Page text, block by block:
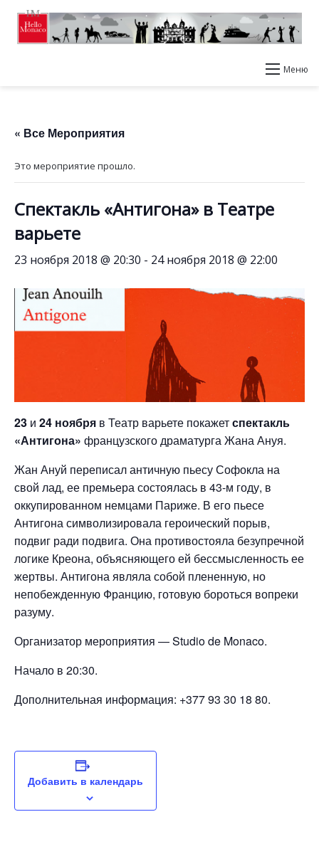
Меню
« Все Мероприятия
Это мероприятие прошло.
Спектакль «Антигона» в Театре
варьете
23 ноября 2018 @ 20:30 - 24 ноября 2018 @ 22:00
23 и 24 ноября в Театр варьете покажетспектакль
«Антигона» французского драматурга Жана Ануя.
Жан Ануй переписал античную пьесу Софокла на
свой лад, ее премьера состоялась в 43-м году, в
оккупированном немцами Париже. В его пьесе
Антигона символизировала героический порыв,
подвиг ради подвига. Она противостояла безупречной
логике Креона, объясняющего ей бессмысленность ее
жертвы. Антигона являла собой плененную, но
непобежденную Францию, готовую бороться вопреки
разуму.
Организатор мероприятия — Studio de Monaco.
Начало в 20:30.
Дополнительная информация: +377 93 30 18 80.
Добавить в календарь